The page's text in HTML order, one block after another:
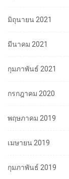
มิถุนายน 2021
มีนาคม 2021
กุมภาพันธ์ 2021
กรกฎาคม 2020
พฤษภาคม 2019
เมษายน 2019
กุมภาพันธ์ 2019